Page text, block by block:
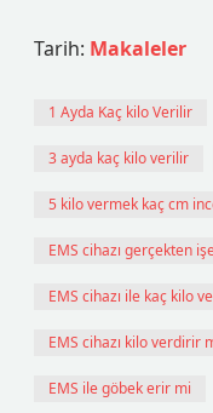
Tarih: Makaleler
1 Ayda Kaç kilo Verilir
3 ayda kaç kilo verilir
5 kilo vermek kaç cm
EMS cihazı gerçekten
EMS cihazı ile kaç kilo
EMS cihazı kilo verdirir
EMS ile göbek erir mi